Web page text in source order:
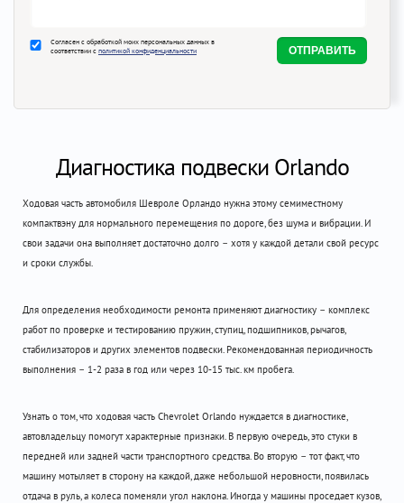
Согласен с обработкой моих персональных данных в
соответствии с политикой конфиденциальности
Диагностика подвески Orlando
Ходовая часть автомобиля Шевроле Орландо нужна этому семиместному
компактвэну для нормального перемещения по дороге, без шума и вибрации. И
свои задачи она выполняет достаточно долго – хотя у каждой детали свой ресурс
и сроки службы.
Для определения необходимости ремонта применяют диагностику – комплекс
работ по проверке и тестированию пружин, ступиц, подшипников, рычагов,
стабилизаторов и других элементов подвески. Рекомендованная периодичность
выполнения – 1-2 раза в год или через 10-15 тыс. км пробега.
Узнать о том, что ходовая часть Chevrolet Orlando нуждается в диагностике,
автовладельцу помогут характерные признаки. В первую очередь, это стуки в
передней или задней части транспортного средства. Во вторую – тот факт, что
машину мотыляет в сторону на каждой, даже небольшой неровности, появилась
отдача в руль, а колеса поменяли угол наклона. Иногда у машины проседает кузов,